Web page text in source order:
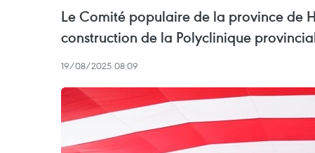
Le Comité populaire de la province de
construction de la Polyclinique
19/08/2025 08:09